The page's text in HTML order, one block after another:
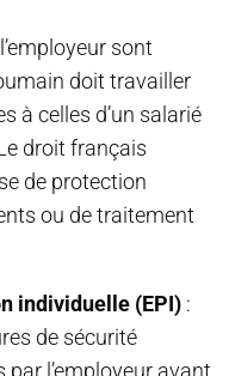
sont
doit travailler
à celles d’un salarié
droit français
de protection
ou de traitement
individuelle (EPI) :
de sécurité
l’employeur avant